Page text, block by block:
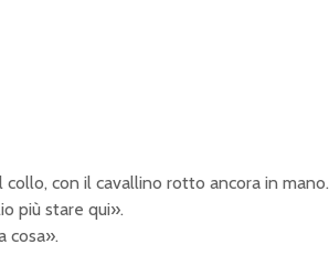
collo, con il cavallino rotto ancora in mano.
più stare qui».
cosa».